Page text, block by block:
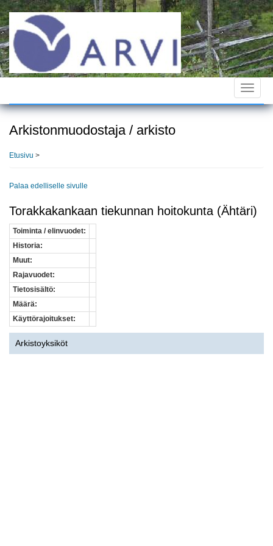
Hyppää
pääsisältöön
Toggle
Arkistonmuodostaja / arkisto
Etusivu >
Palaa edelliselle sivulle
Torakkakankaan tiekunnan hoitokunta (Ähtäri)
Toiminta / elinvuodet:
Historia:
Muut:
Rajavuodet:
Tietosisältö:
Määrä:
Käyttörajoitukset:
Arkistoyksiköt